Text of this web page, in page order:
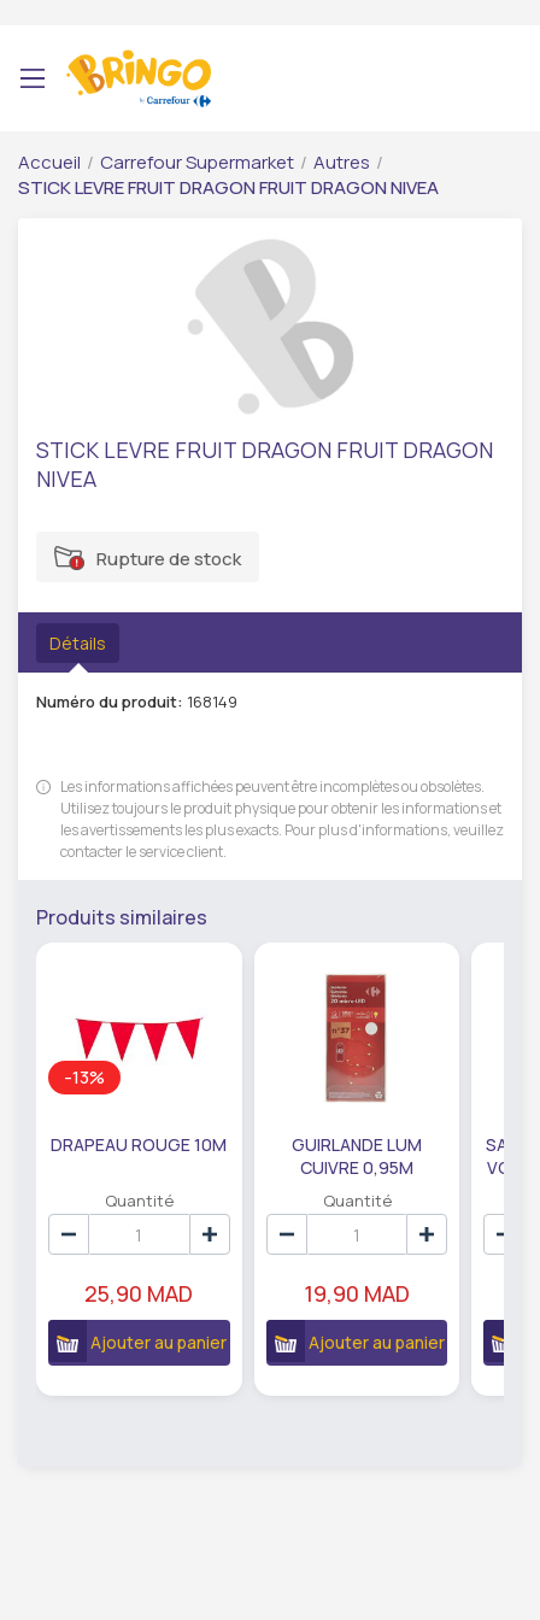
Accueil / Carrefour Supermarket / Autres /
STICK LEVRE FRUIT DRAGON FRUIT DRAGON NIVEA
STICK LEVRE FRUIT DRAGON FRUIT DRAGON
NIVEA
Rupture de stock
Détails
Numéro du produit: 168149
Les informations affichées peuvent être incomplètes ou obsolètes.
Utilisez toujours le produit physique pour obtenir les informations et
les avertissements les plus exacts. Pour plus d'informations, veuillez
contacter le service client.
Produits similaires
-13%
DRAPEAU ROUGE 10M
Quantité
25,90 MAD
Ajouter au panier
GUIRLANDE LUM
CUIVRE 0,95M
DE79207
Quantité
19,90 MAD
Ajouter au panier